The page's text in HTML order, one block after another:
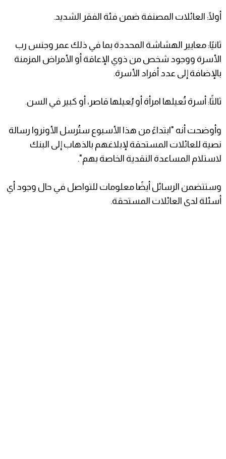
أولًا: العائلات المصنفة ضمن فئة الفقر الشديد.
ثانيًا: معايير الهشاشة المحددة بما في ذلك عمر وجنس رب
الأسرة ووجود شخص من ذوي الإعاقة أو الأمراض المزمنة
بالإضافة إلى عدد أفراد الأسرة.
ثالثًا: أسرة تُعيلها امرأة أو يُعيلها قاصر، أو كبير في السن.
وأوضحت أنه "ابتداءً من هذا الأسبوع ستُرسل الأونروا رسالة
نصية للعائلات المستحقة لإبلاغهم بالذهاب إلى البنك
لاستلام المساعدة النقدية الخاصة بهم".
وستتضمن الرسائل أيضًا معلومات للتواصل في حال وجود أي
أسئلة لدى العائلات المستحقة.